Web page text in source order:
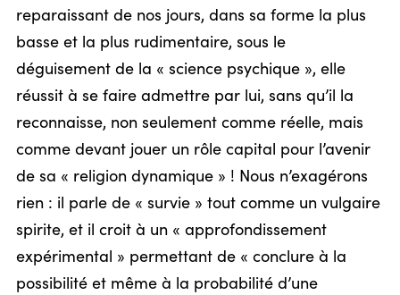
reparaissant de nos jours, dans sa forme la plus
basse et la plus rudimentaire, sous le
déguisement de la « science psychique », elle
réussit à se faire admettre par lui, sans qu’il la
reconnaisse, non seulement comme réelle, mais
comme devant jouer un rôle capital pour l’avenir
de sa « religion dynamique » ! Nous n’exagérons
rien : il parle de « survie » tout comme un vulgaire
spirite, et il croit à un « approfondissement
expérimental » permettant de « conclure à la
possibilité et même à la probabilité d’une